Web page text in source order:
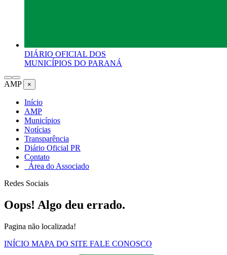
DIÁRIO OFICIAL DOS
MUNICÍPIOS DO PARANÁ
AMP ×
Início
AMP
Municípios
Notícias
Transparência
Diário Oficial PR
Contato
Área do Associado
Redes Sociais
Oops! Algo deu errado.
Pagina não localizada!
INÍCIO MAPA DO SITE FALE CONOSCO